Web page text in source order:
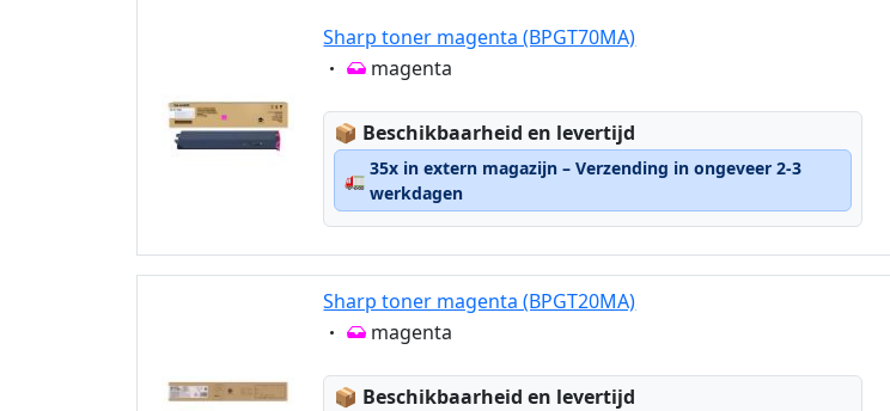
Sharp toner magenta (BPGT70MA)
Eigenschaft:
magenta
📦 Lagerstatus:
Beschikbaarheid en levertijd
🚛
35x in extern magazijn – Verzending in ongeveer 2-3
werkdagen
Sharp toner magenta (BPGT20MA)
Eigenschaft:
magenta
📦 Lagerstatus:
Beschikbaarheid en levertijd